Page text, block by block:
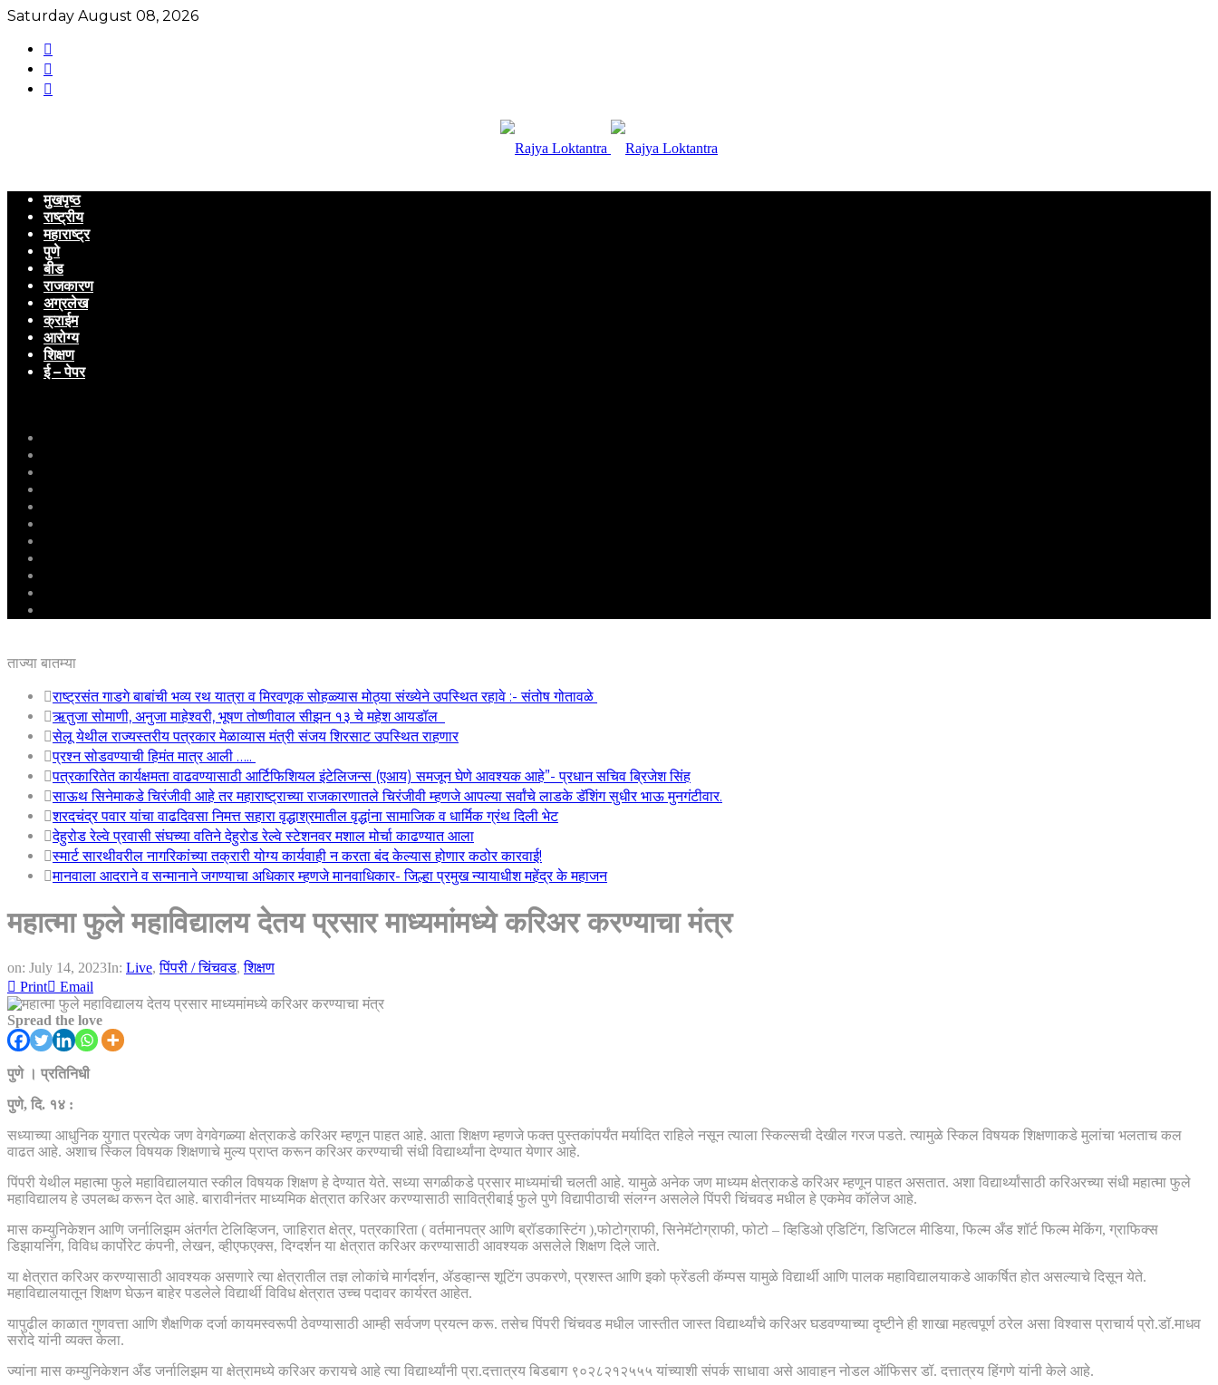
Saturday August 08, 2026
मुखपृष्ठ
राष्ट्रीय
महाराष्ट्र
पुणे
बीड
राजकारण
अग्रलेख
क्राईम
आरोग्य
शिक्षण
ई – पेपर
ताज्या बातम्या
राष्ट्रसंत गाडगे बाबांची भव्य रथ यात्रा व मिरवणूक सोहळ्यास मोठ्या संख्येने उपस्थित रहावे :- संतोष गोतावळे
ऋतुजा सोमाणी, अनुजा माहेश्वरी, भूषण तोष्णीवाल सीझन १३ चे महेश आयडॉल
सेलू येथील राज्यस्तरीय पत्रकार मेळाव्यास मंत्री संजय शिरसाट उपस्थित राहणार
प्रश्न सोडवण्याची हिमंत मात्र आली …..
पत्रकारितेत कार्यक्षमता वाढवण्यासाठी आर्टिफिशियल इंटेलिजन्स (एआय) समजून घेणे आवश्यक आहे”- प्रधान सचिव ब्रिजेश सिंह
साऊथ सिनेमाकडे चिरंजीवी आहे तर महाराष्ट्राच्या राजकारणातले चिरंजीवी म्हणजे आपल्या सर्वांचे लाडके डॅशिंग सुधीर भाऊ मुनगंटीवार.
शरदचंद्र पवार यांचा वाढदिवसा निमत्त सहारा वृद्धाश्रमातील वृद्धांना सामाजिक व धार्मिक ग्रंथ दिली भेट
देहुरोड रेल्वे प्रवासी संघच्या वतिने देहुरोड रेल्वे स्टेशनवर मशाल मोर्चा काढण्यात आला
स्मार्ट सारथीवरील नागरिकांच्या तक्रारी योग्य कार्यवाही न करता बंद केल्यास होणार कठोर कारवाई!
मानवाला आदराने व सन्मानाने जगण्याचा अधिकार म्हणजे मानवाधिकार- जिल्हा प्रमुख न्यायाधीश महेंद्र के महाजन
महात्मा फुले महाविद्यालय देतय प्रसार माध्यमांमध्ये करिअर करण्याचा मंत्र
on: July 14, 2023In: Live,पिंपरी / चिंचवड,शिक्षण
Print
Email
Spread the love
पुणे । प्रतिनिधी
पुणे, दि. १४ :
सध्याच्या आधुनिक युगात प्रत्येक जण वेगवेगळ्या क्षेत्राकडे करिअर म्हणून पाहत आहे. आता शिक्षण म्हणजे फक्त पुस्तकांपर्यंत मर्यादित राहिले नसून त्याला स्किल्सची देखील गरज पडते. त्यामुळे स्किल विषयक शिक्षणाकडे मुलांचा भलताच कल
वाढत आहे. अशाच स्किल विषयक शिक्षणाचे मुल्य प्राप्त करून करिअर करण्याची संधी विद्यार्थ्यांना देण्यात येणार आहे.
पिंपरी येथील महात्मा फुले महाविद्यालयात स्कील विषयक शिक्षण हे देण्यात येते. सध्या सगळीकडे प्रसार माध्यमांची चलती आहे. यामुळे अनेक जण माध्यम क्षेत्राकडे करिअर म्हणून पाहत असतात. अशा विद्यार्थ्यांसाठी करिअरच्या संधी महात्मा फुले
महाविद्यालय हे उपलब्ध करून देत आहे. बारावीनंतर माध्यमिक क्षेत्रात करिअर करण्यासाठी सावित्रीबाई फुले पुणे विद्यापीठाची संलग्न असलेले पिंपरी चिंचवड मधील हे एकमेव कॉलेज आहे.
मास कम्युनिकेशन आणि जर्नालिझम अंतर्गत टेलिव्हिजन, जाहिरात क्षेत्र, पत्रकारिता ( वर्तमानपत्र आणि ब्रॉडकास्टिंग ),फोटोग्राफी, सिनेमॅटोग्राफी, फोटो – व्हिडिओ एडिटिंग, डिजिटल मीडिया, फिल्म अँड शॉर्ट फिल्म मेकिंग, ग्राफिक्स
डिझायनिंग, विविध कार्पोरेट कंपनी, लेखन, व्हीएफएक्स, दिग्दर्शन या क्षेत्रात करिअर करण्यासाठी आवश्यक असलेले शिक्षण दिले जाते.
या क्षेत्रात करिअर करण्यासाठी आवश्यक असणारे त्या क्षेत्रातील तज्ञ लोकांचे मार्गदर्शन, ॲडव्हान्स शूटिंग उपकरणे, प्रशस्त आणि इको फ्रेंडली कॅम्पस यामुळे विद्यार्थी आणि पालक महाविद्यालयाकडे आकर्षित होत असल्याचे दिसून येते.
महाविद्यालयातून शिक्षण घेऊन बाहेर पडलेले विद्यार्थी विविध क्षेत्रात उच्च पदावर कार्यरत आहेत.
यापुढील काळात गुणवत्ता आणि शैक्षणिक दर्जा कायमस्वरूपी ठेवण्यासाठी आम्ही सर्वजण प्रयत्न करू. तसेच पिंपरी चिंचवड मधील जास्तीत जास्त विद्यार्थ्यांचे करिअर घडवण्याच्या दृष्टीने ही शाखा महत्वपूर्ण ठरेल असा विश्वास प्राचार्य प्रो.डॉ.माधव
सरोदे यांनी व्यक्त केला.
ज्यांना मास कम्युनिकेशन अँड जर्नालिझम या क्षेत्रामध्ये करिअर करायचे आहे त्या विद्यार्थ्यांनी प्रा.दत्तात्रय बिडबाग ९०२८२१२५५५ यांच्याशी संपर्क साधावा असे आवाहन नोडल ऑफिसर डॉ. दत्तात्रय हिंगणे यांनी केले आहे.